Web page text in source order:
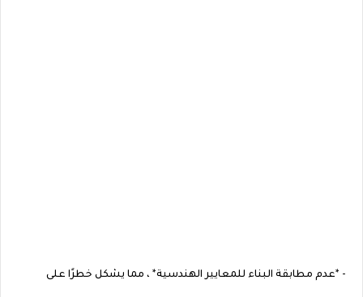
- *عدم مطابقة البناء للمعايير الهندسية* ، مما يشكل خطرًا على